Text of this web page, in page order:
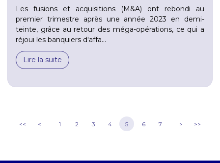
Les fusions et acquisitions (M&A) ont rebondi au
premier trimestre après une année 2023 en demi-
teinte, grâce au retour des méga-opérations, ce qui a
réjoui les banquiers d'affa...
Lire la suite
<< < 1 2 3 4 5 6 7 > >>